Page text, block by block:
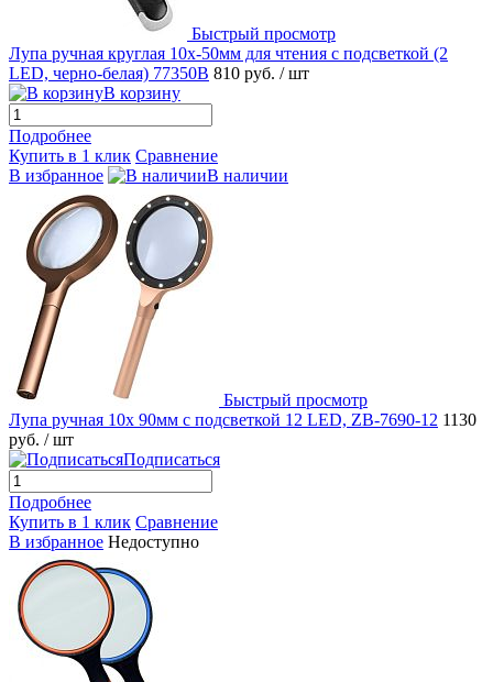
Быстрый просмотр
Лупа ручная круглая 10x-50мм для чтения с подсветкой (2
LED, черно-белая) 77350B 810 руб. / шт
В корзину
Подробнее
Купить в 1 клик Сравнение
В избранное
В наличии
Быстрый просмотр
Лупа ручная 10x 90мм с подсветкой 12 LED, ZB-7690-12 1130
руб. / шт
Подписаться
Подробнее
Купить в 1 клик Сравнение
В избранное Недоступно